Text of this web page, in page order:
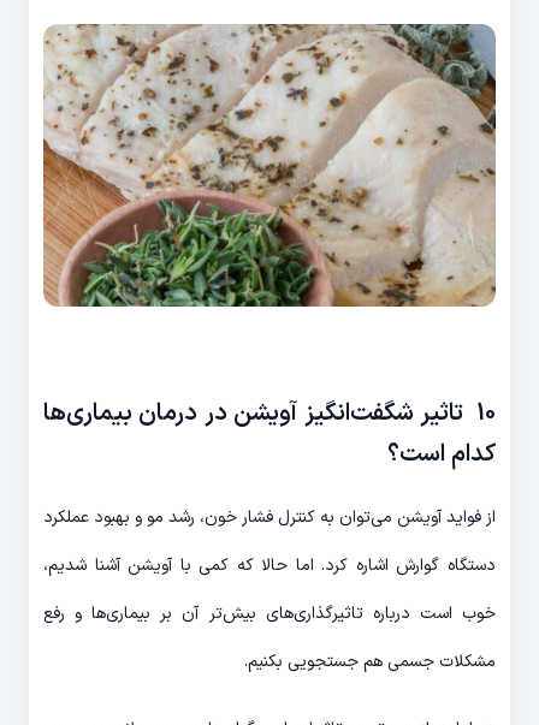
10 تاثیر شگفت‌انگیز آویشن در درمان بیماری‌ها
کدام است؟
از فواید آویشن می‌توان به کنترل فشار خون، رشد مو و بهبود عملکرد
دستگاه گوارش اشاره کرد. اما حالا که کمی با آویشن آشنا شدیم،
خوب است درباره تاثیرگذاری‌های بیش‌تر آن بر بیماری‌ها و رفع
مشکلات جسمی هم جستجویی بکنیم.